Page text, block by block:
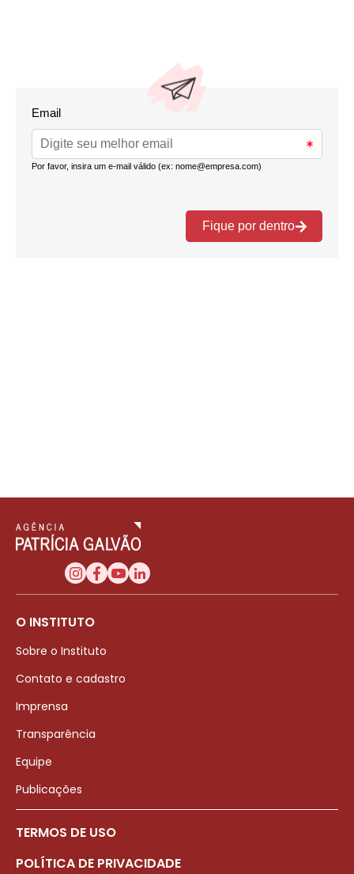
O INSTITUTO
Sobre o Instituto
Contato e cadastro
Imprensa
Transparência
Equipe
Publicações
TERMOS DE USO
POLÍTICA DE PRIVACIDADE